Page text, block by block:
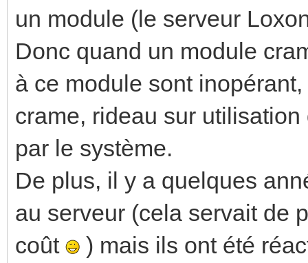
un module (le serveur
Donc quand un module
à ce module sont
crame, rideau sur
par le système.
De plus, il y a quelques
au serveur (cela servait de
coût
) mais ils ont été